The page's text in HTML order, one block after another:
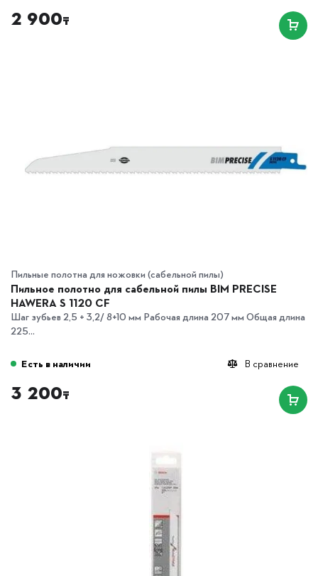
2 900₸
Пильные полотна для ножовки (сабельной пилы)
Пильное полотно для сабельной пилы BIM PRECISE
HAWERA S 1120 CF
Шаг зубьев 2,5 + 3,2/ 8+10 мм Рабочая длина 207 мм Общая длина
225...
В сравнение
Есть в наличии
3 200₸